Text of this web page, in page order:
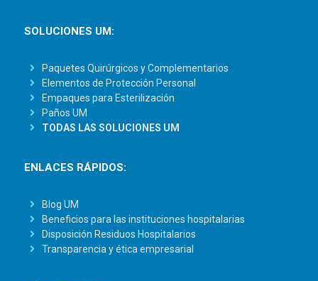
SOLUCIONES UM:
Paquetes Quirúrgicos y Complementarios
Elementos de Protección Personal
Empaques para Esterilización
Paños UM
TODAS LAS SOLUCIONES UM
ENLACES RÁPIDOS:
Blog UM
Beneficios para las instituciones hospitalarias
Disposición Residuos Hospitalarios
Transparencia y ética empresarial